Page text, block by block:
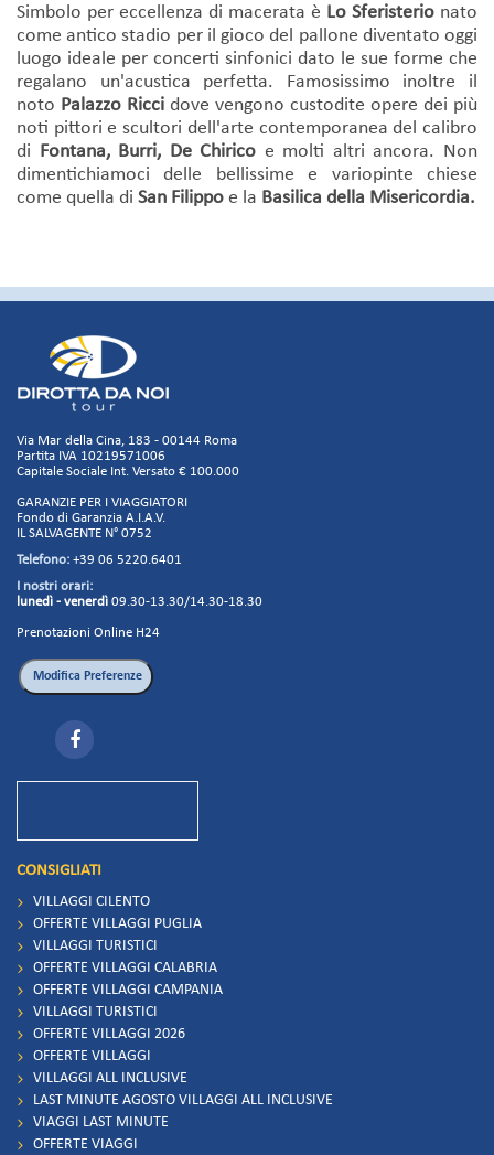
Simbolo per eccellenza di macerata è Lo Sferisterio nato
come antico stadio per il gioco del pallone diventato oggi
luogo ideale per concerti sinfonici dato le sue forme che
regalano un'acustica perfetta. Famosissimo inoltre il
noto Palazzo Ricci dove vengono custodite opere dei più
noti pittori e scultori dell'arte contemporanea del calibro
di Fontana, Burri, De Chirico e molti altri ancora. Non
dimentichiamoci delle bellissime e variopinte chiese
come quella di San Filippo e la Basilica della Misericordia.
Via Mar della Cina, 183 - 00144 Roma
Partita IVA 10219571006
Capitale Sociale Int. Versato € 100.000
GARANZIE PER I VIAGGIATORI
Fondo di Garanzia A.I.A.V.
IL SALVAGENTE N° 0752
Telefono: +39 06 5220.6401
I nostri orari:
lunedì - venerdì 09.30-13.30/14.30-18.30
Prenotazioni Online H24
CONSIGLIATI
VILLAGGI CILENTO
OFFERTE VILLAGGI PUGLIA
VILLAGGI TURISTICI
OFFERTE VILLAGGI CALABRIA
OFFERTE VILLAGGI CAMPANIA
VILLAGGI TURISTICI
OFFERTE VILLAGGI 2026
OFFERTE VILLAGGI
VILLAGGI ALL INCLUSIVE
LAST MINUTE AGOSTO VILLAGGI ALL INCLUSIVE
VIAGGI LAST MINUTE
OFFERTE VIAGGI